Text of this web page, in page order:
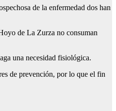
de la enfermedad dos han
de La Zurza no consuman
una necesidad fisiológica.
de prevención, por lo que el fin